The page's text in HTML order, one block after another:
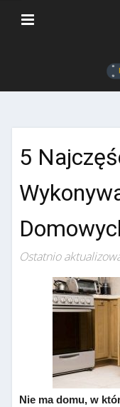
5
Ostatnio
Nie ma domu, w